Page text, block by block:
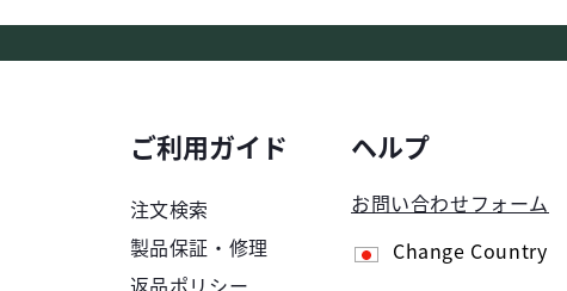
ご利用ガイド
注文検索
製品保証・修理
返品ポリシー
ヘルプ
お問い合わせフォーム
Change Country